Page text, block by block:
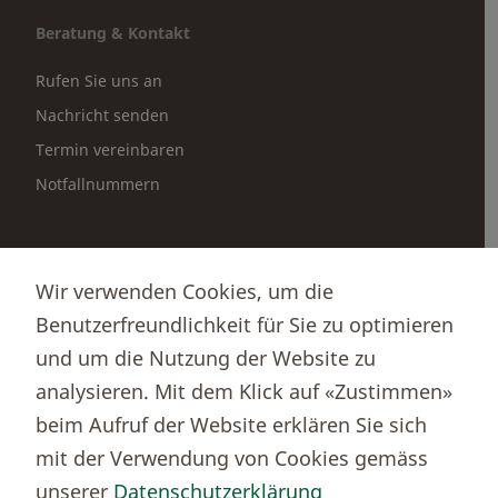
Beratung & Kontakt
Rufen Sie uns an
Nachricht senden
Termin vereinbaren
Notfallnummern
Börsenportal Yourmoney
Thurgauer Kantonalbank
Bankenclearingnr.
784
Wir verwenden Cookies, um die
Benutzerfreundlichkeit für Sie zu optimieren
und um die Nutzung der Website zu
analysieren. Mit dem Klick auf «Zustimmen»
beim Aufruf der Website erklären Sie sich
mit der Verwendung von Cookies gemäss
unserer Datenschutzerklärung